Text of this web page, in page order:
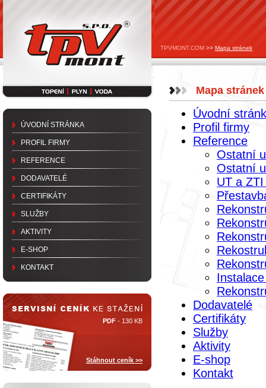
ÚVODNÍ STRÁNKA
PROFIL FIRMY
REFERENCE
DODAVATELÉ
CERTIFIKÁTY
SLUŽBY
AKTIVITY
E-SHOP
KONTAKT
PDF - 130 KB
Stáhnout ceník >>
TPVMONT.COM >> Mapa stránek
Mapa stránek
Úvodní
Profil firmy
Reference
Ostatní
Ostatní
UT a
Dodavatelé
Certifikáty
Služby
Aktivity
E-shop
Kontakt